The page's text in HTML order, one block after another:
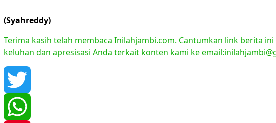
(Syahreddy)
Terima kasih telah membaca Inilahjambi.com. Cantumkan link berita
keluhan dan apresisasi Anda terkait konten kami ke
Twitter